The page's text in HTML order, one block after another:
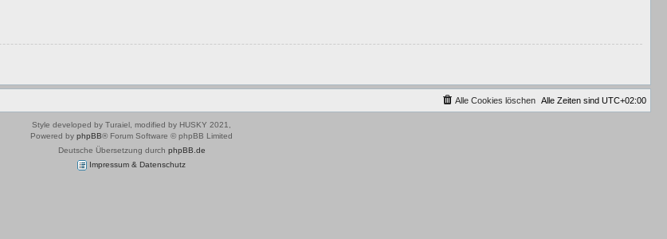
Alle Zeiten sind UTC+02:00
Alle Cookies löschen
Style developed by Turaiel, modified by HUSKY 2021,
Powered by phpBB® Forum Software © phpBB Limited
Deutsche Übersetzung durch phpBB.de
Impressum & Datenschutz